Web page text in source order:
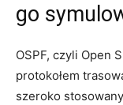
go
OSPF,⁣ czyli Open
protokołem
szeroko